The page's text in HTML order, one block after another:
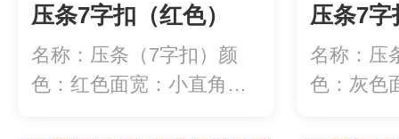
压条7字扣（红色）
名称：压条（7字扣）颜
色：红色面宽：小直角
压条7
名称：压
色：灰色